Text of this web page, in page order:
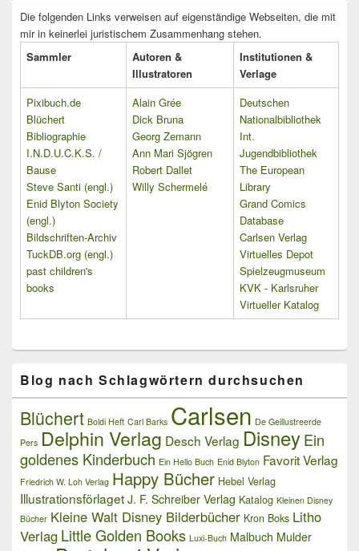
Die folgenden Links verweisen auf eigenständige Webseiten, die mit
mir in keinerlei juristischem Zusammenhang stehen.
Sammler
Autoren &
Illustratoren
Institutionen &
Verlage
Pixibuch.de
Blüchert
Bibliographie
I.N.D.U.C.K.S. /
Bause
Steve Santi (engl.)
Enid Blyton Society
(engl.)
Bildschriften-Archiv
TuckDB.org (engl.)
past children's
books
Alain Grée
Dick Bruna
Georg Zemann
Ann Mari Sjögren
Robert Dallet
Willy Schermelé
Deutschen
Nationalbibliothek
Int.
Jugendbibliothek
The European
Library
Grand Comics
Database
Carlsen Verlag
Virtuelles Depot
Spielzeugmuseum
KVK - Karlsruher
Virtueller Katalog
Blog nach Schlagwörtern durchsuchen
Blüchert Boldi Heft Carl Barks Carlsen De Geillustreerde
Pers Delphin Verlag Desch Verlag DisneyEin
goldenes Kinderbuch Ein Hello Buch Enid Blyton Favorit Verlag
Friedrich W. Loh Verlag Happy Bücher Hebel Verlag
Illustrationsförlaget J. F. Schreiber Verlag Katalog Kleinen Disney
Bücher Kleine Walt Disney Bilderbücher Kron Boks Litho
Verlag Little Golden Books Luxi-Buch Malbuch Mulder